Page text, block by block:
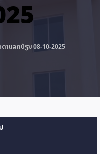
ຕາ​ແລກ​ປ່ຽນ 08-10-2025